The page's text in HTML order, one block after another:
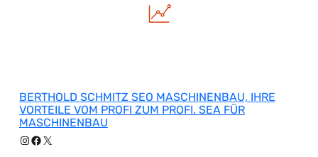
BERTHOLD SCHMITZ SEO MASCHINENBAU, IHRE
VORTEILE VOM PROFI ZUM PROFI. SEA FÜR
MASCHINENBAU
Instagram
Facebook
X